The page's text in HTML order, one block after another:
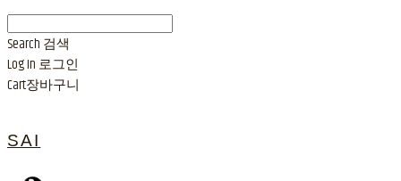
Search 검색
Log In 로그인
Cart장바구니
SAI